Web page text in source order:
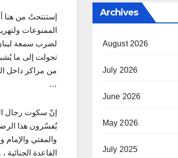
إستنتجتُ من هنا
الممنوعات
لضرب سمعة
تحولت إلى ما
من مراكز داخل
…
إنّ سكوت رجال
يُفسّرون هذا
والمفتي والإمام
القاعدة
Archives
August 2026
July 2026
June 2026
May 2026
July 2025